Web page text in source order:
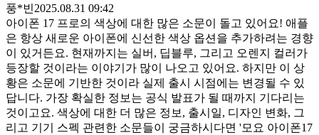
풍*빈2025.08.31 09:42
아이폰 17 프로의 색상에 대한 많은 소문이 돌고 있어요! 애플
은 항상 새로운 아이폰에 신선한 색상 옵션을 추가하려는 경향
이 있거든요. 현재까지는 실버, 딥블루, 그리고 오렌지 컬러가
등장할 것이라는 이야기가 많이 나오고 있어요. 하지만 이 상
황은 소문에 기반한 것이라 실제 출시 시점에는 변경될 수 있
답니다. 가장 확실한 정보는 공식 발표가 될 때까지 기다리는
것이고요. 색상에 대한 더 많은 정보, 출시일, 디자인 변화, 그
리고 기기 스펙 관련한 소문들이 궁금하시다면 '모요 아이폰17